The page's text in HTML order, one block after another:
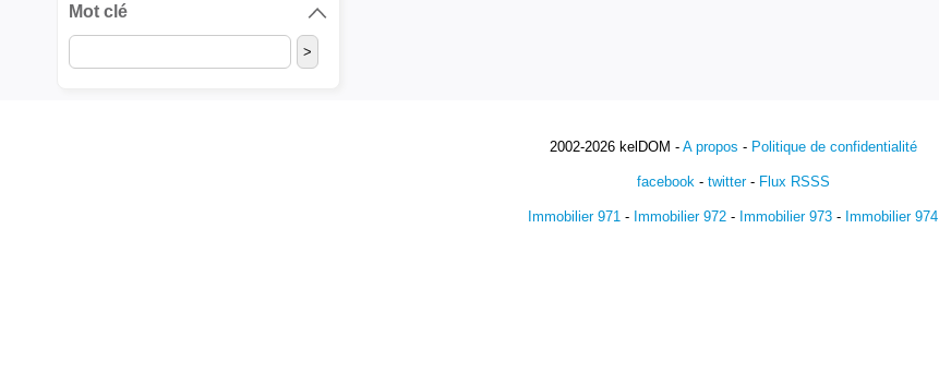
Mot clé
2002-2026 kelDOM - A propos - Politique de confidentialité
facebook- twitter- Flux RSSS
Immobilier 971 - Immobilier 972 - Immobilier 973 - Immobilier 974